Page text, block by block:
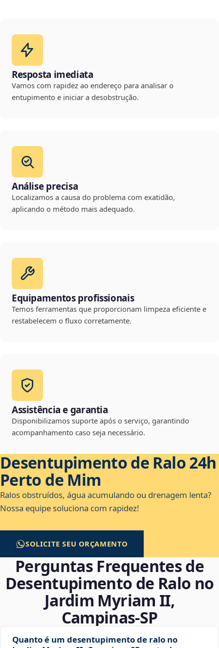
Resposta imediata
Vamos com rapidez ao endereço para analisar o
entupimento e iniciar a desobstrução.
Análise precisa
Localizamos a causa do problema com exatidão,
aplicando o método mais adequado.
Equipamentos profissionais
Temos ferramentas que proporcionam limpeza eficiente e
restabelecem o fluxo corretamente.
Assistência e garantia
Disponibilizamos suporte após o serviço, garantindo
acompanhamento caso seja necessário.
Desentupimento de Ralo 24h
Perto de Mim
Ralos obstruídos, água acumulando ou drenagem lenta?
Nossa equipe soluciona com rapidez!
SOLICITE SEU ORÇAMENTO
Perguntas Frequentes de
Desentupimento de Ralo no
Jardim Myriam II,
Campinas‑SP
Quanto é um desentupimento de ralo no